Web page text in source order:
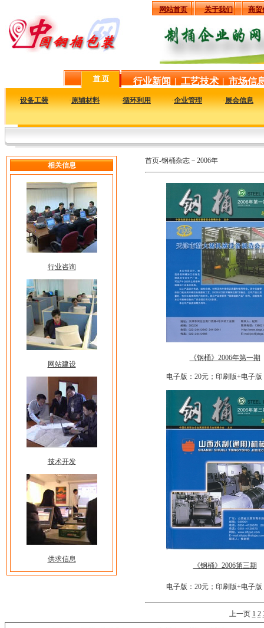
网站首页 关于我们 商贸
首 页 行业新闻 | 工艺技术 | 市场信
·设备工装 ·原辅材料 ·循环利用 ·企业管理 ·展会信息
相关信息
行业咨询
网站建设
技术开发
供求信息
首页-钢桶杂志－2006年
《钢桶》2006年第一期
电子版：20元；印刷版+电子版
《钢桶》2006第三期
电子版：20元；印刷版+电子版
上一页 1 2